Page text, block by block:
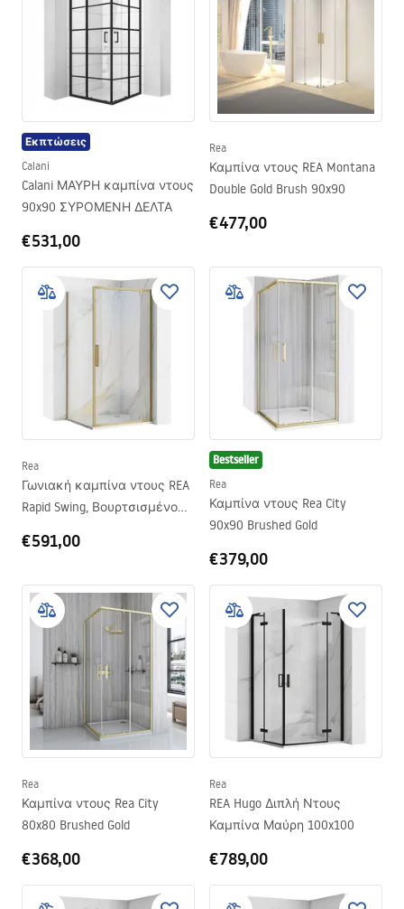
Εκπτώσεις
Calani
Calani ΜΑΥΡΗ καμπίνα ντους
90x90 ΣΥΡΟΜΕΝΗ ΔΕΛΤΑ
€531,00
Rea
Καμπίνα ντους REA Montana
Double Gold Brush 90x90
€477,00
Rea
Γωνιακή καμπίνα ντους REA
Rapid Swing, Βουρτσισμένο
€591,00
Bestseller
Rea
Καμπίνα ντους Rea City
90x90 Brushed Gold
€379,00
Rea
Καμπίνα ντους Rea City
80x80 Brushed Gold
€368,00
Rea
REA Hugo Διπλή Ντους
Καμπίνα Μαύρη 100x100
€789,00